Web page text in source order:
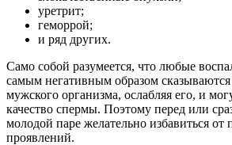
уретрит;
геморрой;
и ряд других.
Само собой разумеется, что любые
самым негативным образом сказываются
мужского организма, ослабляя его, и
качество спермы. Поэтому перед или
молодой паре желательно избавиться от
проявлений.